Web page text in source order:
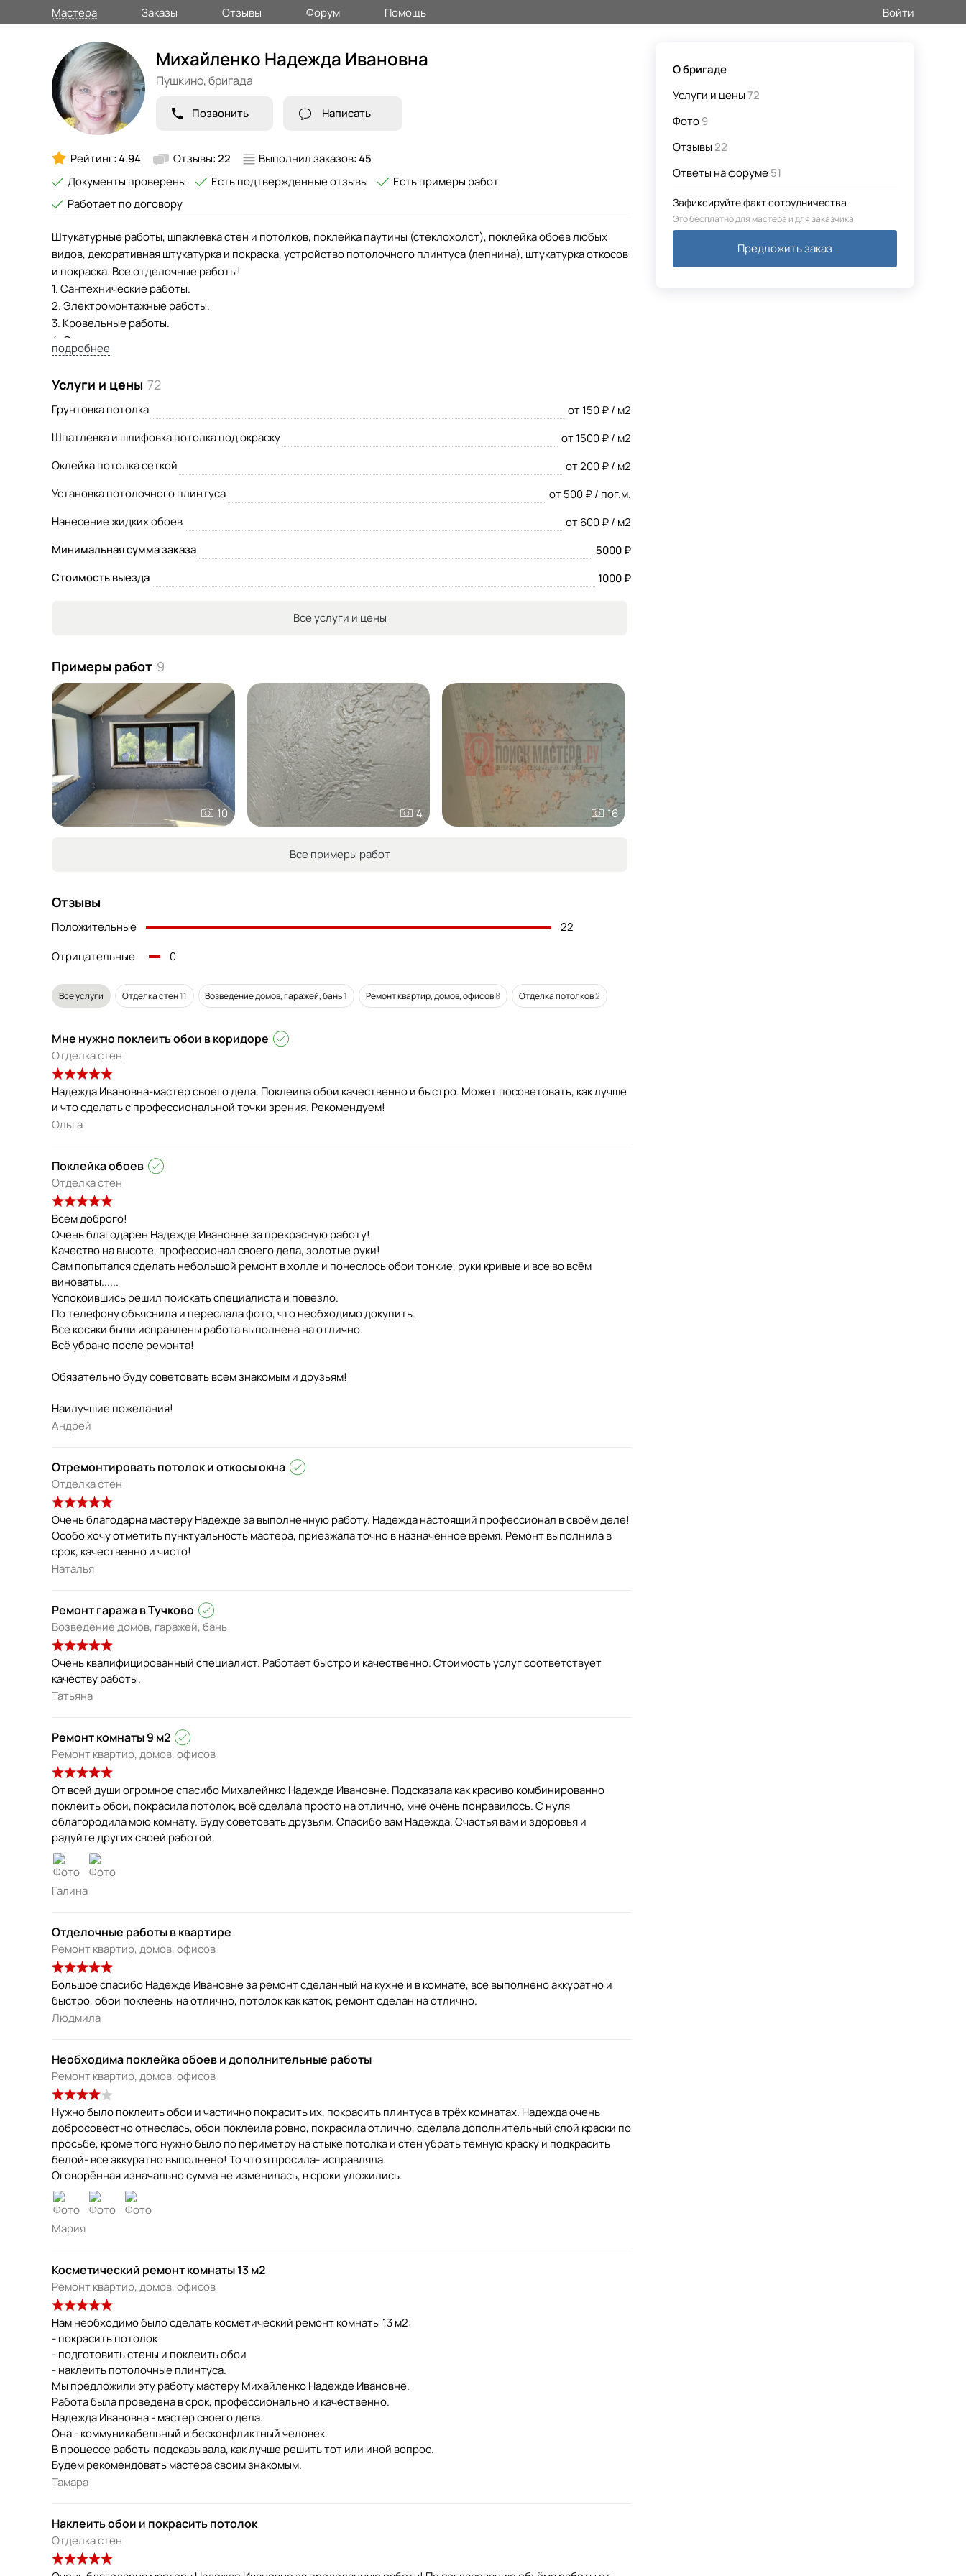
Мастера Заказы Отзывы Форум Помощь Войти
О бригаде
Услуги и цены72
Фото9
Отзывы22
Ответы на форуме51
Зафиксируйте факт сотрудничества
Это бесплатно для мастера и для заказчика
Предложить заказ
Михайленко Надежда Ивановна
Пушкино,бригада
Позвонить Написать
Рейтинг:4.94 Отзывы:22 Выполнил заказов:45
Документы проверены
Есть подтвержденные отзывы
Есть примеры работ
Работает по договору
Штукатурные работы, шпаклевка стен и потолков, поклейка паутины (стеклохолст), поклейка обоев любых
видов, декоративная штукатурка и покраска, устройство потолочного плинтуса (лепнина), штукатурка откосов
и покраска. Все отделочные работы!
1. Сантехнические работы.
2. Электромонтажные работы.
3. Кровельные работы.
4. Стяжка пола, ламинат, паркетная доска и т.д.
5. Уборка снега с крыш, ангаров, частных домов.
подробнее
Услуги и цены 72
Грунтовка потолка
от 150 ₽ / м2
Шпатлевка и шлифовка потолка под окраску
от 1500 ₽ / м2
Оклейка потолка сеткой
от 200 ₽ / м2
Установка потолочного плинтуса
от 500 ₽ / пог.м.
Нанесение жидких обоев
от 600 ₽ / м2
Минимальная сумма заказа
5000 ₽
Стоимость выезда
1000 ₽
Все услуги и цены
Примеры работ 9
10 4 16
Все примеры работ
Отзывы
Положительные
22
Отрицательные
0
Все услуги Отделка стен11 Возведение домов, гаражей, бань1 Ремонт квартир, домов, офисов8 Отделка потолков2
Мне нужно поклеить обои в коридоре
Отделка стен
Надежда Ивановна-мастер своего дела. Поклеила обои качественно и быстро. Может посоветовать, как лучше
и что сделать с профессиональной точки зрения. Рекомендуем!
Ольга
Поклейка обоев
Отделка стен
Всем доброго!
Очень благодарен Надежде Ивановне за прекрасную работу!
Качество на высоте, профессионал своего дела, золотые руки!
Сам попытался сделать небольшой ремонт в холле и понеслось обои тонкие, руки кривые и все во всём
виноваты......
Успокоившись решил поискать специалиста и повезло.
По телефону объяснила и переслала фото, что необходимо докупить.
Все косяки были исправлены работа выполнена на отлично.
Всё убрано после ремонта!
Обязательно буду советовать всем знакомым и друзьям!
Наилучшие пожелания!
Андрей
Отремонтировать потолок и откосы окна
Отделка стен
Очень благодарна мастеру Надежде за выполненную работу. Надежда настоящий профессионал в своём деле!
Особо хочу отметить пунктуальность мастера, приезжала точно в назначенное время. Ремонт выполнила в
срок, качественно и чисто!
Наталья
Ремонт гаража в Тучково
Возведение домов, гаражей, бань
Очень квалифицированный специалист. Работает быстро и качественно. Стоимость услуг соответствует
качеству работы.
Татьяна
Ремонт комнаты 9 м2
Ремонт квартир, домов, офисов
От всей души огромное спасибо Михалейнко Надежде Ивановне. Подсказала как красиво комбинированно
поклеить обои, покрасила потолок, всё сделала просто на отлично, мне очень понравилось. С нуля
облагородила мою комнату. Буду советовать друзьям. Спасибо вам Надежда. Счастья вам и здоровья и
радуйте других своей работой.
Галина
Отделочные работы в квартире
Ремонт квартир, домов, офисов
Большое спасибо Надежде Ивановне за ремонт сделанный на кухне и в комнате, все выполнено аккуратно и
Людмила
Необходима поклейка обоев и дополнительные работы
Ремонт квартир, домов, офисов
Нужно было поклеить обои и частично покрасить их, покрасить плинтуса в трёх комнатах. Надежда очень
добросовестно отнеслась, обои поклеила ровно, покрасила отлично, сделала дополнительный слой краски по
просьбе, кроме того нужно было по периметру на стыке потолка и стен убрать темную краску и подкрасить
белой- все аккуратно выполнено! То что я просила- исправляла.
Оговорённая изначально сумма не изменилась, в сроки уложились.
Мария
Косметический ремонт комнаты 13 м2
Ремонт квартир, домов, офисов
Нам необходимо было сделать косметический ремонт комнаты 13 м2:
- покрасить потолок
- подготовить стены и поклеить обои
- наклеить потолочные плинтуса.
Мы предложили эту работу мастеру Михайленко Надежде Ивановне.
Работа была проведена в срок, профессионально и качественно.
Надежда Ивановна - мастер своего дела.
Она - коммуникабельный и бесконфликтный человек.
В процессе работы подсказывала, как лучше решить тот или иной вопрос.
Будем рекомендовать мастера своим знакомым.
Тамара
Наклеить обои и покрасить потолок
Отделка стен